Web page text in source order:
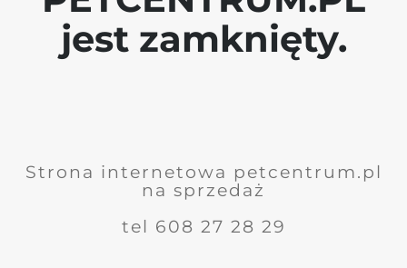
jest zamknięty.
Strona internetowa petcentrum.pl
na sprzedaż
tel 608 27 28 29